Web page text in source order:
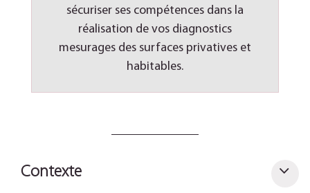
sécuriser ses compétences dans la
réalisation de vos diagnostics
mesurages des surfaces privatives et
habitables.
Contexte